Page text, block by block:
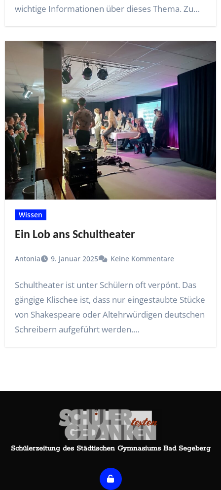
wichtige Informationen über dieses Thema. Zu…
Wissen
Ein Lob ans Schultheater
Antonia 9. Januar 2025 Keine Kommentare
Schultheater ist unter Schülern oft verpönt. Das
gängige Klischee ist, dass nur eingestaubte Stücke
von Shakespeare oder Altehrwürdigen deutschen
Schreibern aufgeführt werden.…
Schülerzeitung des Städtischen Gymnasiums Bad Segeberg